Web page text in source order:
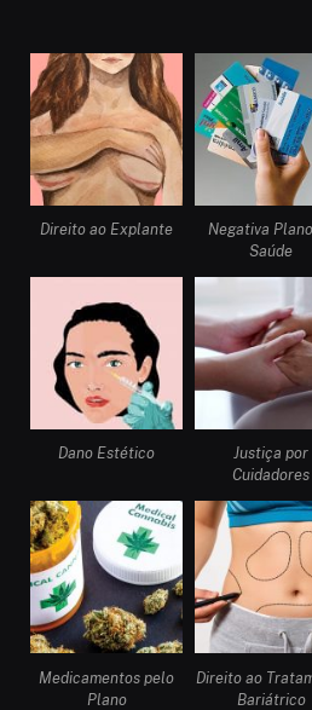
Direito ao Explante
Negativa
Saúde
Dano Estético
Justiça por
Cuidadores
Medicamentos pelo
Plano
Direito ao
Bariátrico